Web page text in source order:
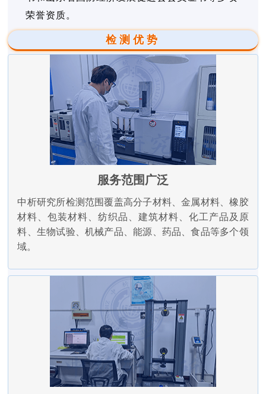
荣誉资质。
检测优势
服务范围广泛
中析研究所检测范围覆盖高分子材料、金属材料、橡胶
材料、包装材料、纺织品、建筑材料、化工产品及原
料、生物试验、机械产品、能源、药品、食品等多个领
域。